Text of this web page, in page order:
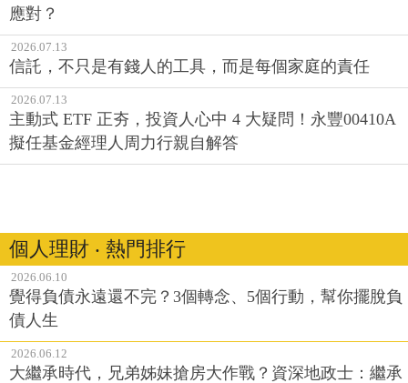
應對？
2026.07.13
信託，不只是有錢人的工具，而是每個家庭的責任
2026.07.13
主動式 ETF 正夯，投資人心中 4 大疑問！永豐00410A
擬任基金經理人周力行親自解答
個人理財 ‧ 熱門排行
2026.06.10
覺得負債永遠還不完？3個轉念、5個行動，幫你擺脫負
債人生
2026.06.12
大繼承時代，兄弟姊妹搶房大作戰？資深地政士：繼承